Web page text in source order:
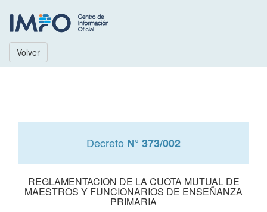
Volver
Decreto N° 373/002
REGLAMENTACION DE LA CUOTA MUTUAL DE
MAESTROS Y FUNCIONARIOS DE ENSEÑANZA
PRIMARIA